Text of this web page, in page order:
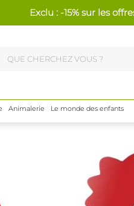
Exclu : -15% sur les
Animalerie Le monde des enfants